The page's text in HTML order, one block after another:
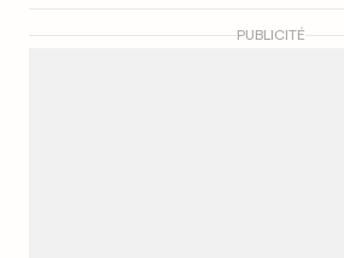
PUBLICITÉ